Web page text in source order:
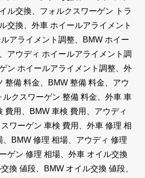
ル交換、フォルクスワーゲン トラ
交換、外車 ホイールアライメント
アライメント調整、BMW ホイー
アウディ ホイールアライメント調
ン ホイールアライメント調整、外
整備 料金、BMW 整備 料金、アウ
ルクスワーゲン 整備 料金、外車 車
費用、BMW 車検 費用、アウディ
ワーゲン 車検 費用、外車 修理 相
BMW 修理 相場、アウディ 修理
ゲン 修理 相場、外車 オイル交換
換 値段、BMW オイル交換 値段、